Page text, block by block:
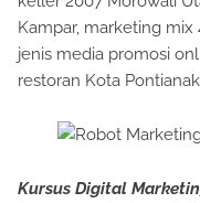
Kampar, marketing mix
jenis media promosi
restoran Kota
Kursus Digital